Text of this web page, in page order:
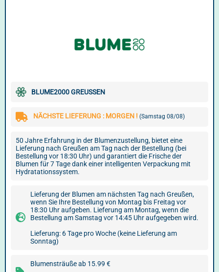
BLUME2000 GREUSSEN
NÄCHSTE LIEFERUNG : MORGEN ! (Samstag 08/08)
50 Jahre Erfahrung in der Blumenzustellung, bietet eine
Lieferung nach Greußen am Tag nach der Bestellung (bei
Bestellung vor 18:30 Uhr) und garantiert die Frische der
Blumen für 7 Tage dank einer intelligenten Verpackung mit
Hydratationssystem.
Lieferung der Blumen am nächsten Tag nach Greußen,
wenn Sie Ihre Bestellung von Montag bis Freitag vor
18:30 Uhr aufgeben. Lieferung am Montag, wenn die
Bestellung am Samstag vor 14:45 Uhr aufgegeben wird.
Lieferung: 6 Tage pro Woche (keine Lieferung am
Sonntag)
Blumensträuße ab 15.99 €